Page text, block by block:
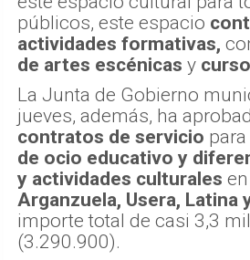
públicos, este espacio
actividades formativas,
de artes escénicas y
La Junta de Gobierno
jueves, además, ha
contratos de servicio
de ocio educativo y
y actividades culturales
Arganzuela, Usera, Latina
importe total de casi 3,3
(3.290.900).